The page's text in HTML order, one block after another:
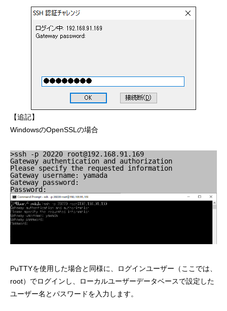
【追記】
WindowsのOpenSSLの場合
>ssh -p 20220 root@192.168.91.169
Gateway authentication and authorization
Please specify the requested information
Gateway username: yamada
Gateway password:
Password:
PuTTYを使用した場合と同様に、ログインユーザー（ここでは、
root）でログインし、ローカルユーザーデータベースで設定した
ユーザー名とパスワードを入力します。